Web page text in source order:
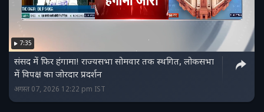
7:35
संसद में फिर हंगामा! राज्यसभा सोमवार तक स्थगित, लोकसभा
में विपक्ष का जोरदार प्रदर्शन
अगस्त 07, 2026 12:22 pm IST